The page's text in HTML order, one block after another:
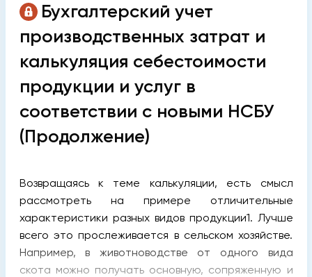
Бухгалтерский учет
производственных затрат и
калькуляция себестоимости
продукции и услуг в
соответствии с новыми НСБУ
(Продолжение)
Возвращаясь к теме калькуляции, есть смысл
рассмотреть на примере отличительные
характеристики разных видов продукции1. Лучше
всего это прослеживается в сельском хозяйстве.
Например, в животноводстве от одного вида
скота можно получать основную, сопряженную и